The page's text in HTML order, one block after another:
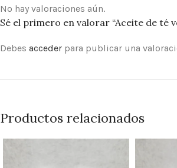
No hay valoraciones aún.
Sé el primero en valorar “Aceite de té
Debes acceder para publicar una
Productos relacionados